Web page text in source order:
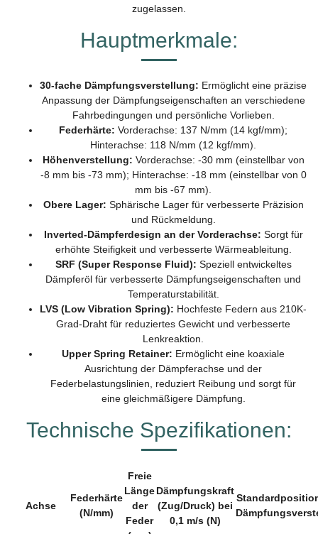
zugelassen.
Hauptmerkmale:
30-fache Dämpfungsverstellung: Ermöglicht eine präzise
Anpassung der Dämpfungseigenschaften an verschiedene
Fahrbedingungen und persönliche Vorlieben.
Federhärte: Vorderachse: 137 N/mm (14 kgf/mm);
Hinterachse: 118 N/mm (12 kgf/mm).
Höhenverstellung: Vorderachse: -30 mm (einstellbar von
-8 mm bis -73 mm); Hinterachse: -18 mm (einstellbar von 0
mm bis -67 mm).
Obere Lager: Sphärische Lager für verbesserte Präzision
und Rückmeldung.
Inverted-Dämpferdesign an der Vorderachse: Sorgt für
erhöhte Steifigkeit und verbesserte Wärmeableitung.
SRF (Super Response Fluid): Speziell entwickeltes
Dämpferöl für verbesserte Dämpfungseigenschaften und
Temperaturstabilität.
LVS (Low Vibration Spring): Hochfeste Federn aus 210K-
Grad-Draht für reduziertes Gewicht und verbesserte
Lenkreaktion.
Upper Spring Retainer: Ermöglicht eine koaxiale
Ausrichtung der Dämpferachse und der
Federbelastungslinien, reduziert Reibung und sorgt für
eine gleichmäßigere Dämpfung.
Technische Spezifikationen:
Achse
Federhärte
(N/mm)
Freie
Länge
der
Feder
Dämpfungskraft
(Zug/Druck) bei
0,1 m/s (N)